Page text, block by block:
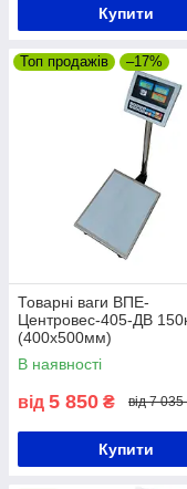
Купити
Топ продажів –17%
Товарні ваги ВПЕ-
Центровес-405-ДВ
(400х500мм)
В наявності
від 5 850 ₴ від 7 035
Купити